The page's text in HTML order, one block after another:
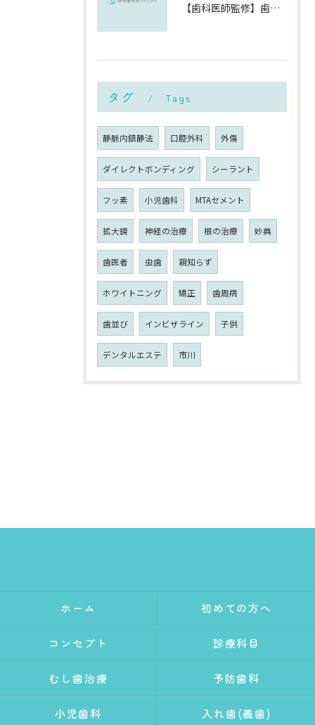
【歯科医師監修】歯磨きで歯茎や歯が痛い5つの原因と治療法｜何科・いつ病院へ行くべき？
タグ Tags
静脈内鎮静法 口腔外科 外傷
ダイレクトボンディング シーラント
フッ素 小児歯科 MTAセメント
拡大鏡 神経の治療 根の治療 妙典
歯医者 虫歯 親知らず
ホワイトニング 矯正 歯周病
歯並び インビザライン 子供
デンタルエステ 市川
ホーム 初めての方へ
コンセプト 診療科目
むし歯治療 予防歯科
小児歯科 入れ歯(義歯)